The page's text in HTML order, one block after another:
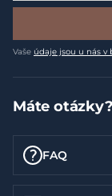
Vaše údaje jsou u nás v
Máte
FAQ